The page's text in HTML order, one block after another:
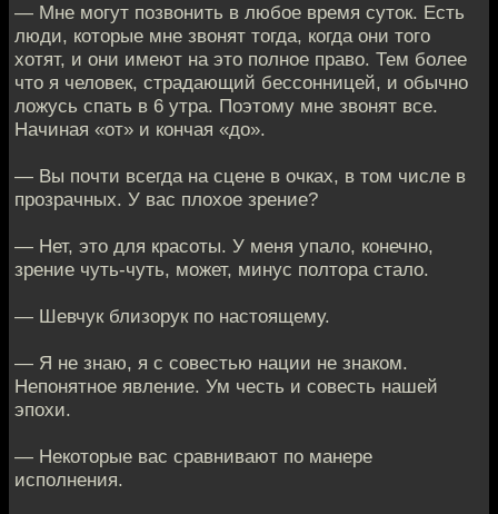
— Мне могут позвонить в любое время суток. Есть
люди, которые мне звонят тогда, когда они того
хотят, и они имеют на это полное право. Тем более
что я человек, страдающий бессонницей, и обычно
ложусь спать в 6 утра. Поэтому мне звонят все.
Начиная «от» и кончая «до».
— Вы почти всегда на сцене в очках, в том числе в
прозрачных. У вас плохое зрение?
— Нет, это для красоты. У меня упало, конечно,
зрение чуть-чуть, может, минус полтора стало.
— Шевчук близорук по настоящему.
— Я не знаю, я с совестью нации не знаком.
Непонятное явление. Ум честь и совесть нашей
эпохи.
— Некоторые вас сравнивают по манере
исполнения.